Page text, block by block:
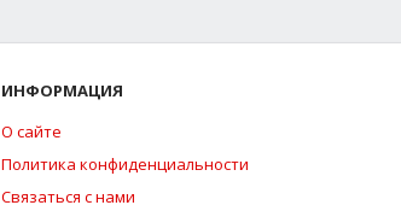
ИНФОРМАЦИЯ
О сайте
Политика конфиденциальности
Связаться с нами